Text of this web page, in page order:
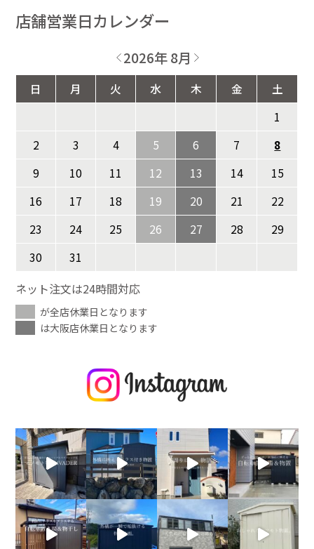
店舗営業日カレンダー
2026年 8月
日 月 火 水 木 金
土
1
2
3 4 5 6 7
8
9
10 11 12 13 14
15
16
17 18 19 20 21
22
23
24 25 26 27 28
29
30
31
ネット注文は24時間対応
が全店休業日となります
は大阪店休業日となります